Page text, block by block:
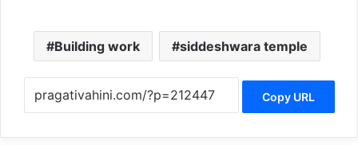
Building work siddeshwara temple
Copy URL